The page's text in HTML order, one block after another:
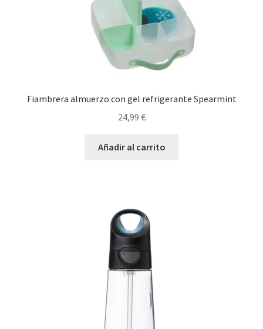
Fiambrera almuerzo con gel refrigerante Spearmint
24,99 €
Añadir al carrito